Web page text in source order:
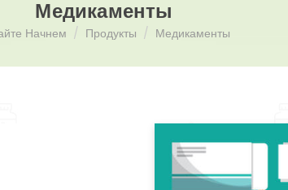
Медикаменты
Начнем Продукты Медикаменты